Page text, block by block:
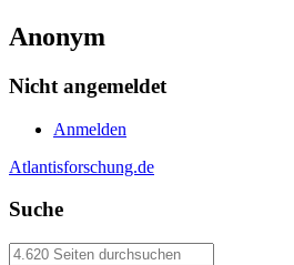
Anonym
Nicht angemeldet
Anmelden
Atlantisforschung.de
Suche